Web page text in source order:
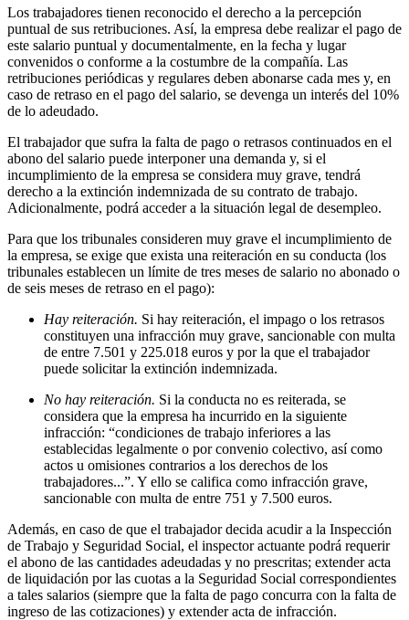
Los trabajadores tienen reconocido el derecho a la percepción
puntual de sus retribuciones. Así, la empresa debe realizar el pago de
este salario puntual y documentalmente, en la fecha y lugar
convenidos o conforme a la costumbre de la compañía. Las
retribuciones periódicas y regulares deben abonarse cada mes y, en
caso de retraso en el pago del salario, se devenga un interés del 10%
de lo adeudado.
El trabajador que sufra la falta de pago o retrasos continuados en el
abono del salario puede interponer una demanda y, si el
incumplimiento de la empresa se considera muy grave, tendrá
derecho a la extinción indemnizada de su contrato de trabajo.
Adicionalmente, podrá acceder a la situación legal de desempleo.
Para que los tribunales consideren muy grave el incumplimiento de
la empresa, se exige que exista una reiteración en su conducta (los
tribunales establecen un límite de tres meses de salario no abonado o
de seis meses de retraso en el pago):
Hay reiteración. Si hay reiteración, el impago o los retrasos
constituyen una infracción muy grave, sancionable con multa
de entre 7.501 y 225.018 euros y por la que el trabajador
puede solicitar la extinción indemnizada.
No hay reiteración. Si la conducta no es reiterada, se
considera que la empresa ha incurrido en la siguiente
infracción: “condiciones de trabajo inferiores a las
establecidas legalmente o por convenio colectivo, así como
actos u omisiones contrarios a los derechos de los
trabajadores...”. Y ello se califica como infracción grave,
sancionable con multa de entre 751 y 7.500 euros.
Además, en caso de que el trabajador decida acudir a la Inspección
de Trabajo y Seguridad Social, el inspector actuante podrá requerir
el abono de las cantidades adeudadas y no prescritas; extender acta
de liquidación por las cuotas a la Seguridad Social correspondientes
a tales salarios (siempre que la falta de pago concurra con la falta de
ingreso de las cotizaciones) y extender acta de infracción.